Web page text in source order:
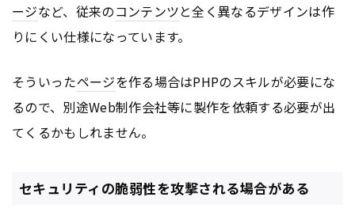
ージなど、従来のコンテンツと全く異なるデザインは作
りにくい仕様になっています。
そういったページを作る場合はPHPのスキルが必要にな
るので、別途Web制作会社等に製作を依頼する必要が出
てくるかもしれません。
セキュリティの脆弱性を攻撃される場合がある